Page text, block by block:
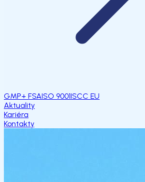
GMP+ FSAISO 9001ISCC EU
Aktuality
Kariéra
Kontakty